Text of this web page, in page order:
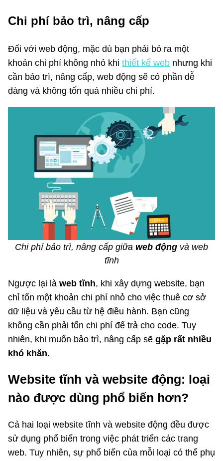
Chi phí bảo trì, nâng cấp
Đối với web động, mặc dù bạn phải bỏ ra một
khoản chi phí không nhỏ khi thiết kế web nhưng khi
cần bảo trì, nâng cấp, web động sẽ có phần dễ
dàng và không tốn quá nhiều chi phí.
Chi phí bảo trì, nâng cấp giữa web động và web
tĩnh
Ngược lại là web tĩnh, khi xây dựng website, bạn
chỉ tốn một khoản chi phí nhỏ cho việc thuê cơ sở
dữ liệu và yêu cầu từ hệ điều hành. Bạn cũng
không cần phải tốn chi phí để trả cho code. Tuy
nhiên, khi muốn bảo trì, nâng cấp sẽ gặp rất nhiều
khó khăn.
Website tĩnh và website động: loại
nào được dùng phổ biến hơn?
Cả hai loại website tĩnh và website động đều được
sử dụng phổ biến trong việc phát triển các trang
web. Tuy nhiên, sự phổ biến của mỗi loại có thể phụ